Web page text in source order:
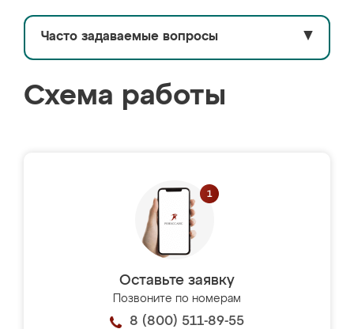
Часто задаваемые вопросы ▼
Схема работы
Оставьте заявку
Позвоните по номерам
8 (800) 511-89-55